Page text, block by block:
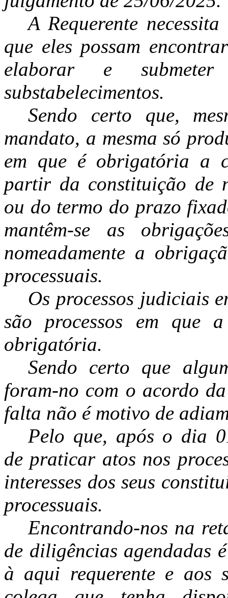
A Requerente
que eles possam
elaborar e
substabelecimentos.
Sendo certo que,
mandato, a mesma só
em que é obrigatória a
partir da constituição de
ou do termo do prazo
mantêm-se as
nomeadamente a
processuais.
Os processos judiciais
são processos em que
obrigatória.
Sendo certo que
foram-no com o acordo
falta não é motivo de
Pelo que, após o dia
de praticar atos nos
interesses dos seus
processuais.
Encontrando-nos na
de diligências agendadas
à aqui requerente e aos